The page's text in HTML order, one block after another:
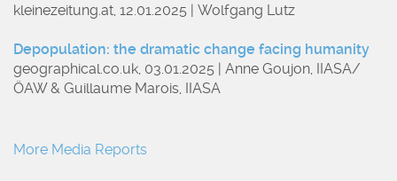
kleinezeitung.at, 12.01.2025 | Wolfgang Lutz
Depopulation: the dramatic change facing humanity
geographical.co.uk, 03.01.2025 | Anne Goujon, IIASA/
ÖAW & Guillaume Marois, IIASA
More Media Reports